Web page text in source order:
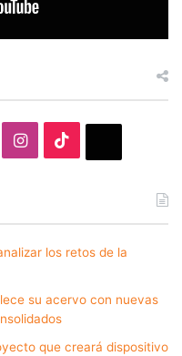
Instagram
los retos de la
su acervo con nuevas
que creará dispositivo